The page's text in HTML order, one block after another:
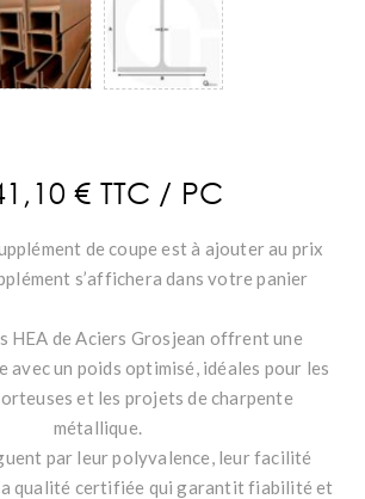
€ TTC / PC
de coupe est à ajouter au prix
s’affichera dans votre panier
HEA de Aciers Grosjean offrent une
avec un poids optimisé, idéales pour les
et les projets de charpente
métallique.
par leur polyvalence, leur facilité
la qualité certifiée qui garantit fiabilité et